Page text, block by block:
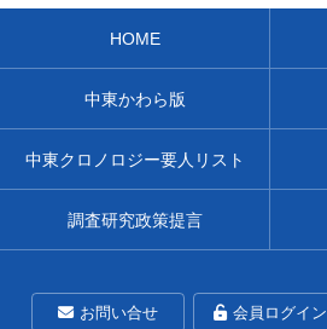
HOME
中東かわら版
中東クロノロジー要人リスト
調査研究政策提言
お問い合せ 会員ログイン